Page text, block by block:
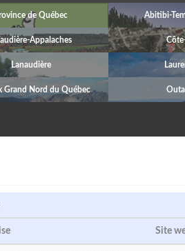
de Québec Abitibi-
Appalaches
Lanaudière
Grand Nord du Québec
Site